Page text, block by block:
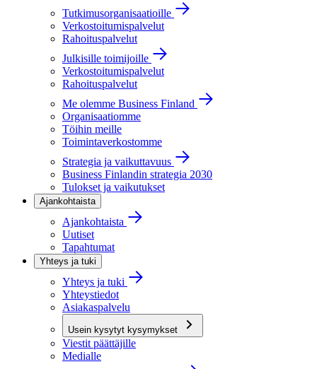
Tutkimusorganisaatioille
Verkostoitumispalvelut
Rahoituspalvelut
Julkisille toimijoille
Verkostoitumispalvelut
Rahoituspalvelut
Me olemme Business Finland
Organisaatiomme
Töihin meille
Toimintaverkostomme
Strategia ja vaikuttavuus
Business Finlandin strategia 2030
Tulokset ja vaikutukset
Ajankohtaista
Ajankohtaista
Uutiset
Tapahtumat
Yhteys ja tuki
Yhteys ja tuki
Yhteystiedot
Asiakaspalvelu
Usein kysytyt kysymykset
Viestit päättäjille
Medialle